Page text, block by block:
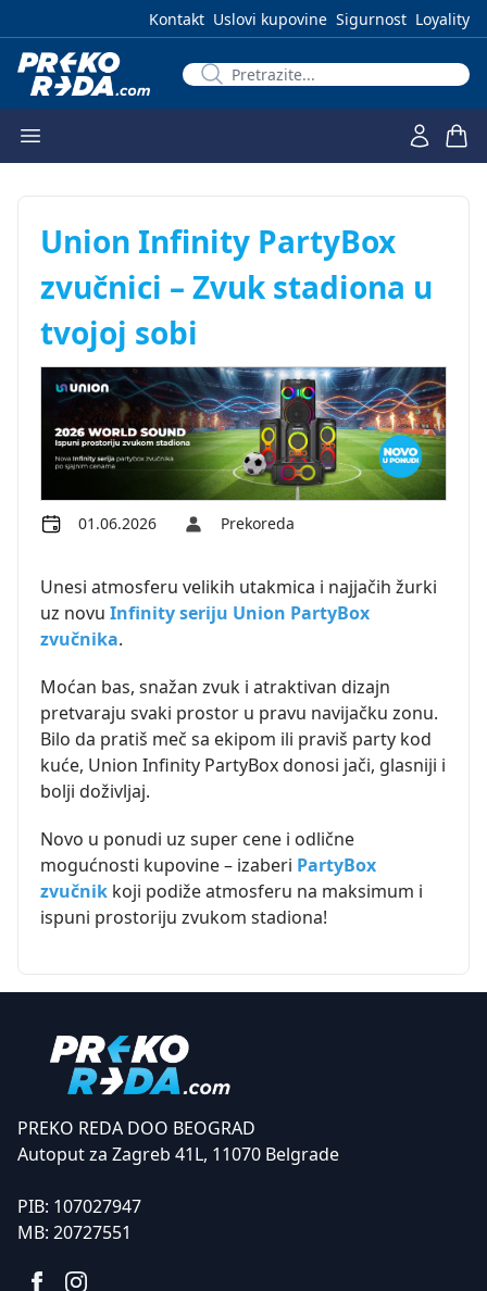
Kontakt Uslovi kupovine Sigurnost Loyality
Union Infinity PartyBox
zvučnici – Zvuk stadiona u
tvojoj sobi
01.06.2026 Prekoreda
Unesi atmosferu velikih utakmica i najjačih žurki
uz novu Infinity seriju Union PartyBox
zvučnika.
Moćan bas, snažan zvuk i atraktivan dizajn
pretvaraju svaki prostor u pravu navijačku zonu.
Bilo da pratiš meč sa ekipom ili praviš party kod
kuće, Union Infinity PartyBox donosi jači, glasniji i
bolji doživljaj.
Novo u ponudi uz super cene i odlične
mogućnosti kupovine – izaberi PartyBox
zvučnik koji podiže atmosferu na maksimum i
ispuni prostoriju zvukom stadiona!
PREKO REDA DOO BEOGRAD
Autoput za Zagreb 41L, 11070 Belgrade
PIB: 107027947
MB: 20727551